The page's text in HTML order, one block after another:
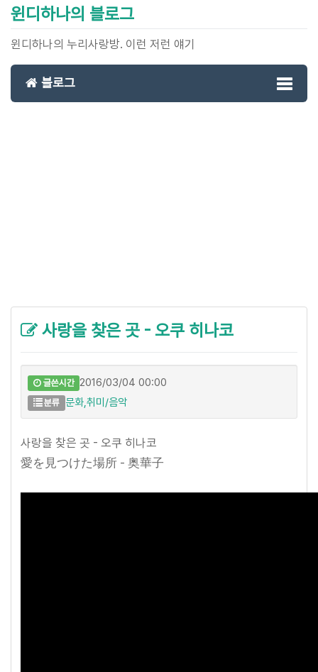
윈디하나의 블로그
윈디하나의 누리사랑방. 이런 저런 얘기
블로그
사랑을 찾은 곳 - 오쿠 히나코
글쓴시간 2016/03/04 00:00
분류 문화,취미/음악
사랑을 찾은 곳 - 오쿠 히나코
愛を見つけた場所 - 奥華子